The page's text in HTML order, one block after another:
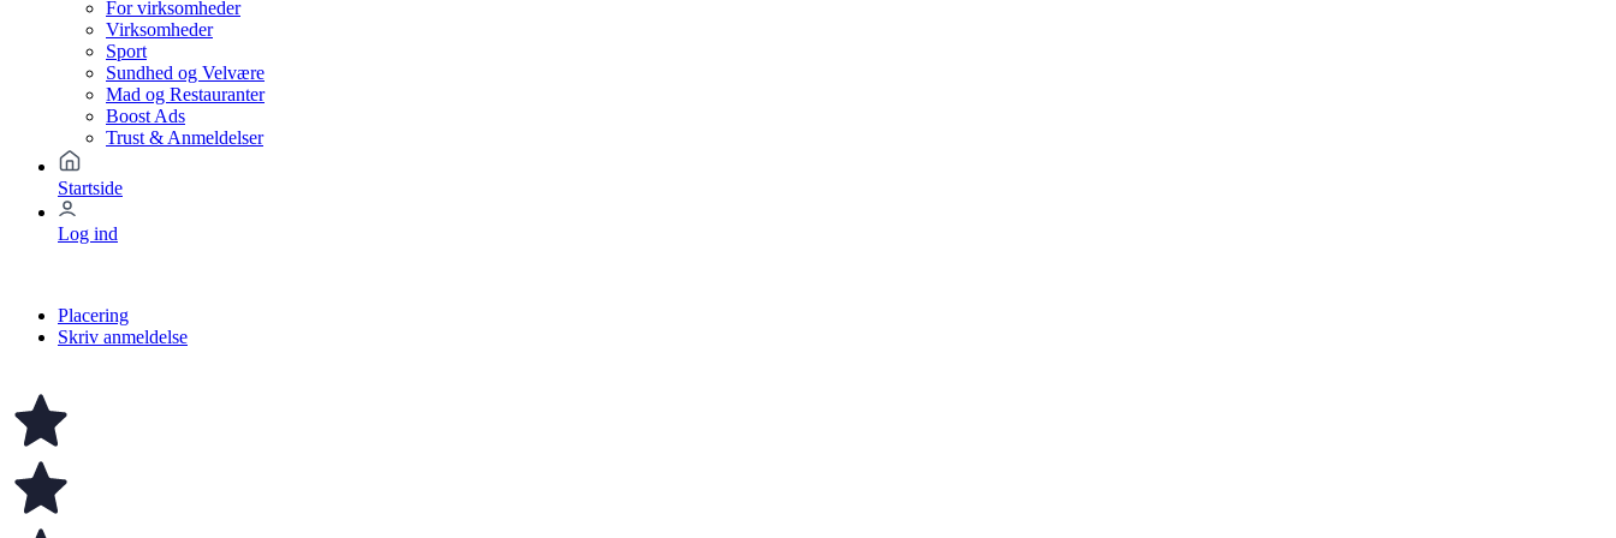
For virksomheder
Virksomheder
Sport
Sundhed og Velvære
Mad og Restauranter
Boost Ads
Trust & Anmeldelser
Startside
Log ind
Placering
Skriv anmeldelse